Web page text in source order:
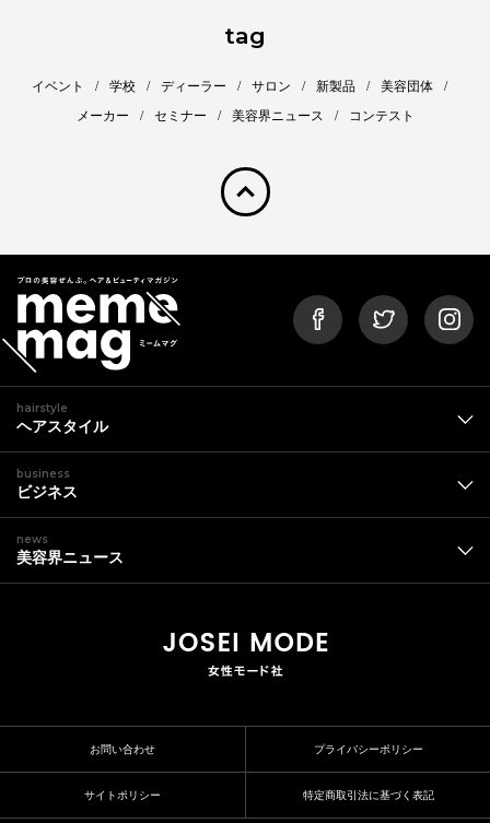
tag
イベント 学校 ディーラー サロン 新製品
美容団体
メーカー
セミナー 美容界ニュース コンテスト
pagetop
hairstyle
ヘアスタイル
business
ビジネス
news
美容界ニュース
お問い合わせ プライバシーポリシー
サイトポリシー 特定商取引法に基づく表記